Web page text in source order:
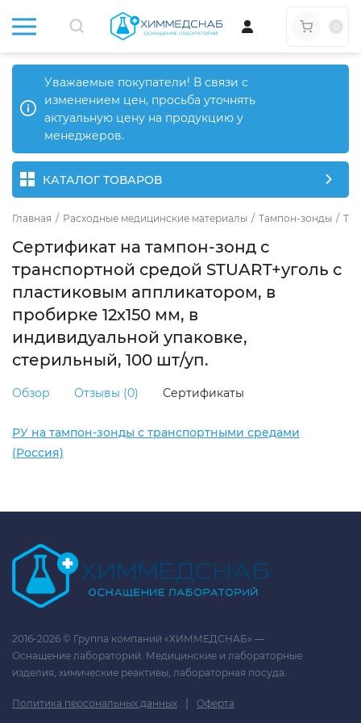
Уважаемые покупатели! В связи с
изменением цен, просьба уточнять
актуальную цену на продукцию у
менеджеров.
КАТАЛОГ ТОВАРОВ
Главная / Расходные медицинские материалы / Тампон-зонды /
Сертификат на тампон-зонд с
транспортной средой STUART+уголь с
пластиковым аппликатором, в
пробирке 12х150 мм, в
индивидуальной упаковке,
стерильный, 100 шт/уп.
Обзор Отзывы (0) Сертификаты
РУ на тампон-зонды с транспортными средами
(Россия)
2016-2026 © Группа компаний «ХИММЕДСНАБ» —
Оснащение лабораторий. Медицинские и лабораторные
изделия, химические реактивы, лабораторная посуда.
Политика персональных данных | Оферта